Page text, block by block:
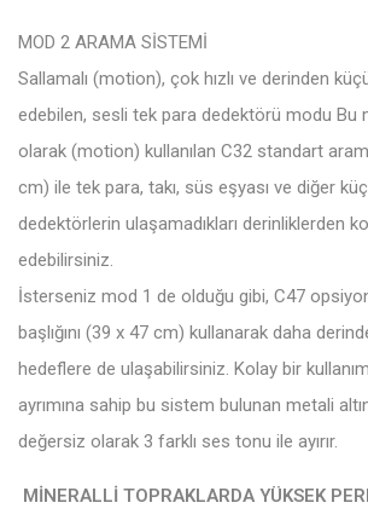
MOD 2 ARAMA SİSTEMİ
Sallamalı (motion), çok hızlı ve derinden
edebilen, sesli tek para dedektörü modu Bu
olarak (motion) kullanılan C32 standart
cm) ile tek para, takı, süs eşyası ve diğer
dedektörlerin ulaşamadıkları derinliklerden
edebilirsiniz.
İsterseniz mod 1 de olduğu gibi, C47
başlığını (39 x 47 cm) kullanarak daha
hedeflere de ulaşabilirsiniz. Kolay bir
ayrımına sahip bu sistem bulunan metali
değersiz olarak 3 farklı ses tonu ile ayırır.
MİNERALLİ TOPRAKLARDA YÜKSEK